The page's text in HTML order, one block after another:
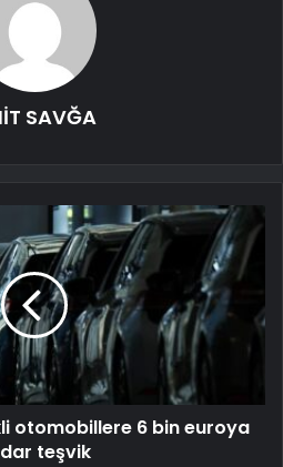
SAVĞA
otomobillere 6 bin euroya
teşvik